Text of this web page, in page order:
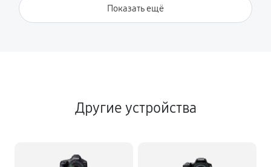
Показать ещё
Другие устройства